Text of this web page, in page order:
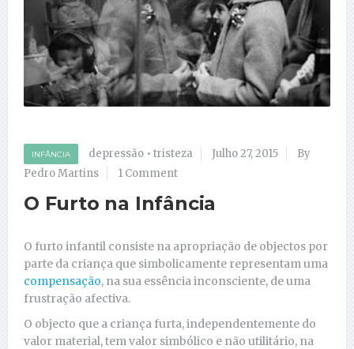
INFÂNCIA depressão • tristeza Julho 27, 2015
By
Pedro Martins
1 Comment
O Furto na Infância
O furto infantil consiste na apropriação de objectos por
parte da criança que simbolicamente representam uma
compensação, na sua essência inconsciente, de uma
frustração afectiva.
O objecto que a criança furta, independentemente do
valor material, tem valor simbólico e não utilitário, na